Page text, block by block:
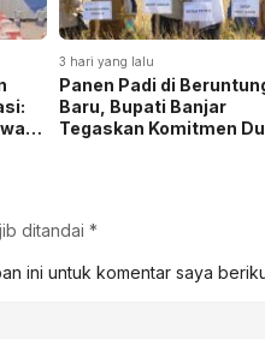
3 hari yang lalu
Panen Padi di
Baru, Bupati Banjar
Tegaskan Komitmen
ditandai *
ini untuk komentar saya